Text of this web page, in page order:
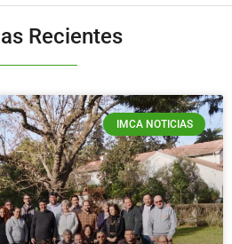
Recientes
IMCA NOTICIAS